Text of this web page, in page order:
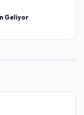
Geliyor